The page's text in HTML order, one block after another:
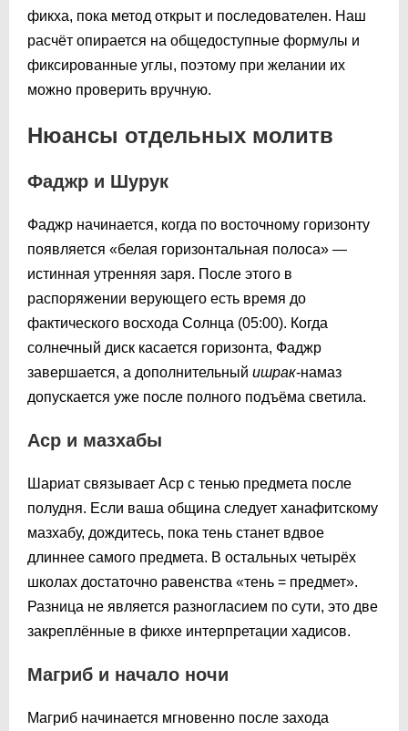
фикха, пока метод открыт и последователен. Наш
расчёт опирается на общедоступные формулы и
фиксированные углы, поэтому при желании их
можно проверить вручную.
Нюансы отдельных молитв
Фаджр и Шурук
Фаджр начинается, когда по восточному горизонту
появляется «белая горизонтальная полоса» —
истинная утренняя заря. После этого в
распоряжении верующего есть время до
фактического восхода Солнца (05:00). Когда
солнечный диск касается горизонта, Фаджр
завершается, а дополнительный ишрак-намаз
допускается уже после полного подъёма светила.
Аср и мазхабы
Шариат связывает Аср с тенью предмета после
полудня. Если ваша община следует ханафитскому
мазхабу, дождитесь, пока тень станет вдвое
длиннее самого предмета. В остальных четырёх
школах достаточно равенства «тень = предмет».
Разница не является разногласием по сути, это две
закреплённые в фикхе интерпретации хадисов.
Магриб и начало ночи
Магриб начинается мгновенно после захода